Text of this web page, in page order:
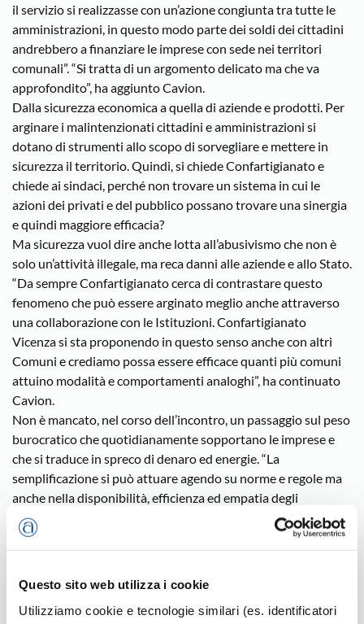
Questo sito web utilizza i cookie
Utilizziamo cookie e tecnologie similari (es. identificatori
il servizio si realizzasse con un’azione congiunta tra tutte le
amministrazioni, in questo modo parte dei soldi dei cittadini
andrebbero a finanziare le imprese con sede nei territori
comunali”. “Si tratta di un argomento delicato ma che va
approfondito”, ha aggiunto Cavion.
Dalla sicurezza economica a quella di aziende e prodotti. Per
arginare i malintenzionati cittadini e amministrazioni si
dotano di strumenti allo scopo di sorvegliare e mettere in
sicurezza il territorio. Quindi, si chiede Confartigianato e
chiede ai sindaci, perché non trovare un sistema in cui le
azioni dei privati e del pubblico possano trovare una sinergia
e quindi maggiore efficacia?
Ma sicurezza vuol dire anche lotta all’abusivismo che non è
solo un’attività illegale, ma reca danni alle aziende e allo Stato.
“Da sempre Confartigianato cerca di contrastare questo
fenomeno che può essere arginato meglio anche attraverso
una collaborazione con le Istituzioni. Confartigianato
Vicenza si sta proponendo in questo senso anche con altri
Comuni e crediamo possa essere efficace quanti più comuni
attuino modalità e comportamenti analoghi”, ha continuato
Cavion.
Non è mancato, nel corso dell’incontro, un passaggio sul peso
burocratico che quotidianamente sopportano le imprese e
che si traduce in spreco di denaro ed energie. “La
semplificazione si può attuare agendo su norme e regole ma
anche nella disponibilità, efficienza ed empatia degli
operatori nei confronti dei cittadini ed imprese. Come già
l’anno scorso, vorremmo che l’attenzione fosse posta
sull’importanza di uniformare le pratiche e regolamenti edilizi
di pubblicità. Resta aperto anche il capitolo degli appalti
particolarmente complicato anche dalla legislazione